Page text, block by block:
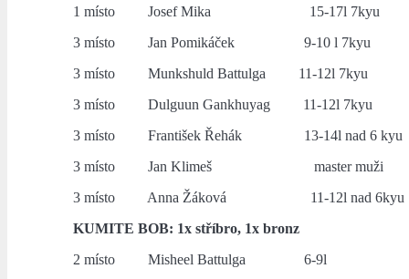
1 místo Josef Mika 15-17l 7kyu
3 místo Jan Pomikáček 9-10 l 7kyu
3 místo Munkshuld Battulga 11-12l 7kyu
3 místo Dulguun Gankhuyag 11-12l 7kyu
3 místo František Řehák 13-14l nad 6 kyu
3 místo Jan Klimeš master muži
3 místo Anna Žáková 11-12l nad 6kyu
KUMITE BOB: 1x stříbro, 1x bronz
2 místo Misheel Battulga 6-9l